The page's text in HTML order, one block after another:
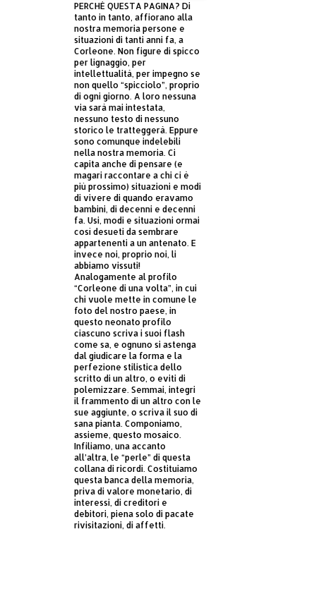
PERCHÈ QUESTA PAGINA? Di
tanto in tanto, affiorano alla
nostra memoria persone e
situazioni di tanti anni fa, a
Corleone. Non figure di spicco
per lignaggio, per
intellettualità, per impegno se
non quello “spicciolo”, proprio
di ogni giorno. A loro nessuna
via sarà mai intestata,
nessuno testo di nessuno
storico le tratteggerà. Eppure
sono comunque indelebili
nella nostra memoria. Ci
capita anche di pensare (e
magari raccontare a chi ci è
più prossimo) situazioni e modi
di vivere di quando eravamo
bambini, di decenni e decenni
fa. Usi, modi e situazioni ormai
così desueti da sembrare
appartenenti a un antenato. E
invece noi, proprio noi, li
abbiamo vissuti!
Analogamente al profilo
“Corleone di una volta”, in cui
chi vuole mette in comune le
foto del nostro paese, in
questo neonato profilo
ciascuno scriva i suoi flash
come sa, e ognuno si astenga
dal giudicare la forma e la
perfezione stilistica dello
scritto di un altro, o eviti di
polemizzare. Semmai, integri
il frammento di un altro con le
sue aggiunte, o scriva il suo di
sana pianta. Componiamo,
assieme, questo mosaico.
Infiliamo, una accanto
all’altra, le “perle” di questa
collana di ricordi. Costituiamo
questa banca della memoria,
priva di valore monetario, di
interessi, di creditori e
debitori, piena solo di pacate
rivisitazioni, di affetti.